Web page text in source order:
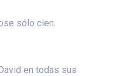
sólo cien.
en todas sus